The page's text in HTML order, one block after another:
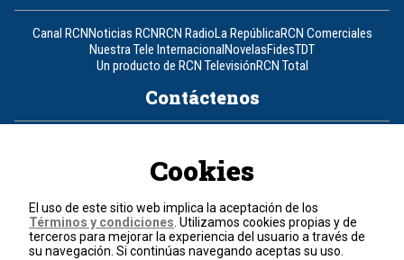
Canal RCNNoticias RCNRCN RadioLa RepúblicaRCN Comerciales
Nuestra Tele InternacionalNovelasFidesTDT
Un producto de RCN TelevisiónRCN Total
Contáctenos
Política de cookies
Términos y condiciones
© 2026, RCN Medios.
Cookies
El uso de este sitio web implica la aceptación de los
Términos y condiciones . Utilizamos cookies propias y de
terceros para mejorar la experiencia del usuario a través de
su navegación. Si continúas navegando aceptas su uso.